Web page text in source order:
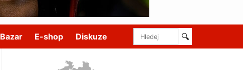
Bazar E-shop Diskuze 🔍